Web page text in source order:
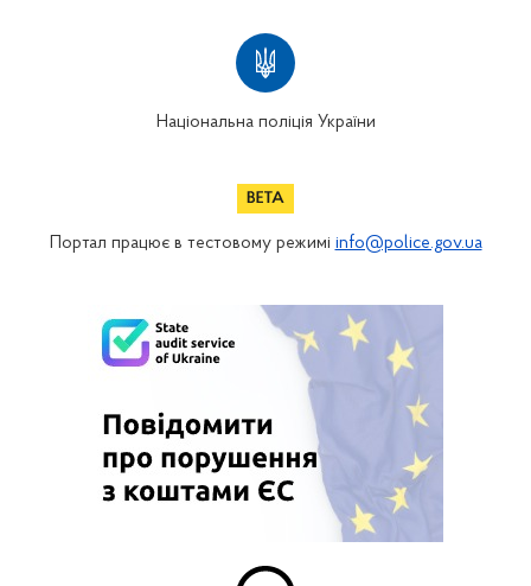
Національна поліція України
Портал працює в тестовому режимі info@police.gov.ua